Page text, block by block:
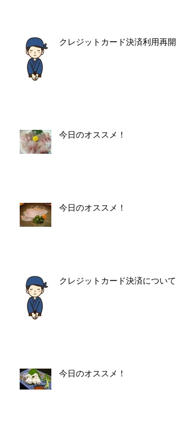
クレジットカード決済利用再開
今日のオススメ！
今日のオススメ！
クレジットカード決済について
今日のオススメ！